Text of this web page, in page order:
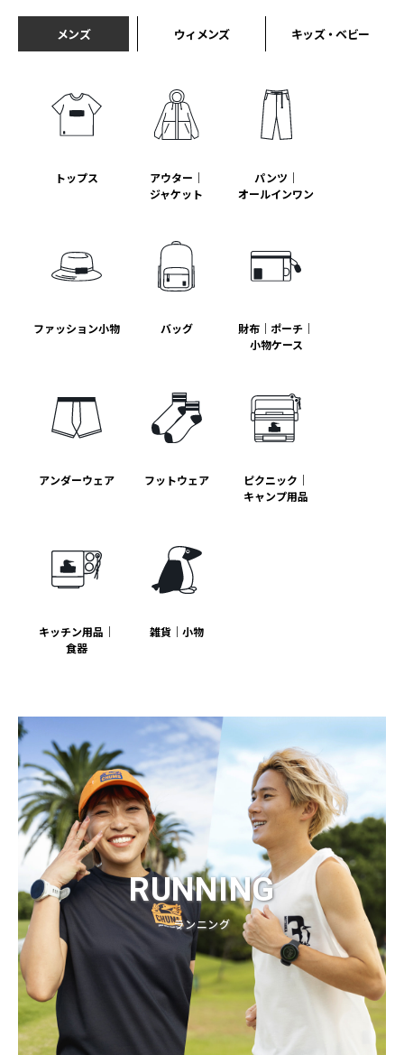
メンズ ウィメンズ キッズ・ベビー
トップス
アウター｜
ジャケット
パンツ｜
オールインワン
ファッション小物 バッグ
財布｜ポーチ｜
小物ケース
アンダーウェア フットウェア
ピクニック｜
キャンプ用品
キッチン用品｜
食器
雑貨｜小物
RUNNING
ランニング